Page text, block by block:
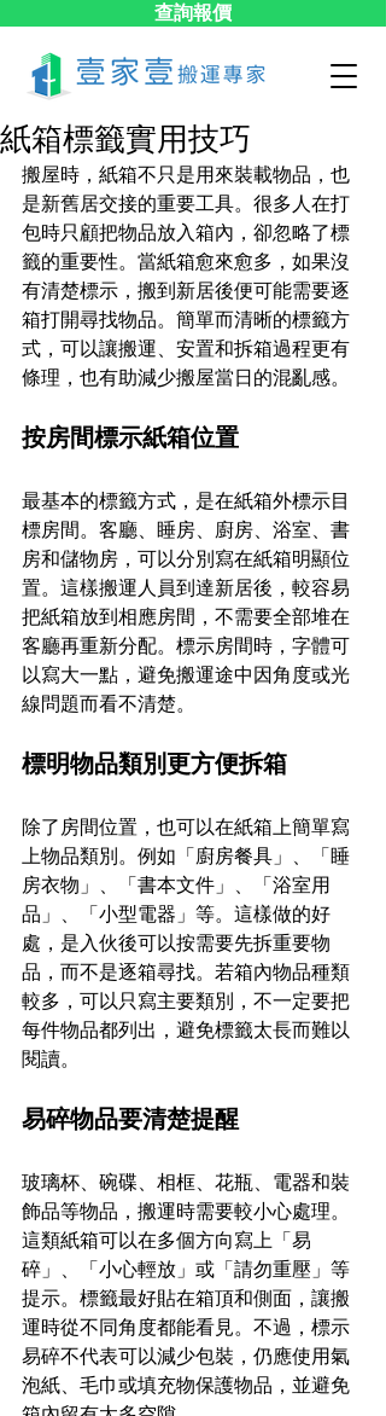
查詢報價
紙箱標籤實用技巧
搬屋時，紙箱不只是用來裝載物品，也
是新舊居交接的重要工具。很多人在打
包時只顧把物品放入箱內，卻忽略了標
籤的重要性。當紙箱愈來愈多，如果沒
有清楚標示，搬到新居後便可能需要逐
箱打開尋找物品。簡單而清晰的標籤方
式，可以讓搬運、安置和拆箱過程更有
條理，也有助減少搬屋當日的混亂感。
按房間標示紙箱位置
最基本的標籤方式，是在紙箱外標示目
標房間。客廳、睡房、廚房、浴室、書
房和儲物房，可以分別寫在紙箱明顯位
置。這樣搬運人員到達新居後，較容易
把紙箱放到相應房間，不需要全部堆在
客廳再重新分配。標示房間時，字體可
以寫大一點，避免搬運途中因角度或光
線問題而看不清楚。
標明物品類別更方便拆箱
除了房間位置，也可以在紙箱上簡單寫
上物品類別。例如「廚房餐具」、「睡
房衣物」、「書本文件」、「浴室用
品」、「小型電器」等。這樣做的好
處，是入伙後可以按需要先拆重要物
品，而不是逐箱尋找。若箱內物品種類
較多，可以只寫主要類別，不一定要把
每件物品都列出，避免標籤太長而難以
閱讀。
易碎物品要清楚提醒
玻璃杯、碗碟、相框、花瓶、電器和裝
飾品等物品，搬運時需要較小心處理。
這類紙箱可以在多個方向寫上「易
碎」、「小心輕放」或「請勿重壓」等
提示。標籤最好貼在箱頂和側面，讓搬
運時從不同角度都能看見。不過，標示
易碎不代表可以減少包裝，仍應使用氣
泡紙、毛巾或填充物保護物品，並避免